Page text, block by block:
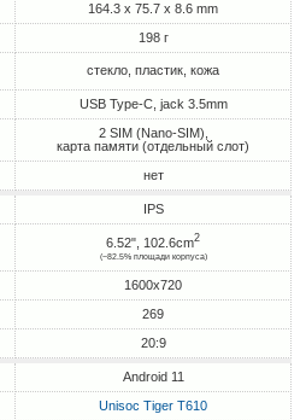
164.3 x 75.7 x 8.6 mm
198 г
стекло, пластик, кожа
USB Type-C, jack 3.5mm
2 SIM (Nano-SIM),
карта памяти (отдельный слот)
нет
IPS
6.52", 102.6cm2
(~82.5% площади корпуса)
1600x720
269
20:9
Android 11
Unisoc Tiger T610